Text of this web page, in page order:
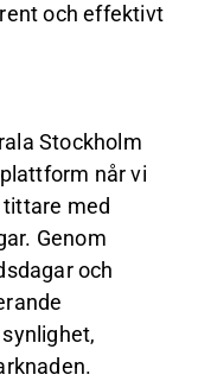
och effektivt
Stockholm
når vi
med
Genom
och